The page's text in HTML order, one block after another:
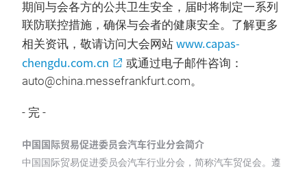
期间与会各方的公共卫生安全，届时将制定一系列
联防联控措施，确保与会者的健康安全。了解更多
相关资讯，敬请访问大会网站 www.capas-
chengdu.com.cn
或通过电子邮件咨询：
auto@china.messefrankfurt.com。
- 完 -
中国国际贸易促进委员会汽车行业分会简介
中国国际贸易促进委员会汽车行业分会，简称汽车贸促会。遵